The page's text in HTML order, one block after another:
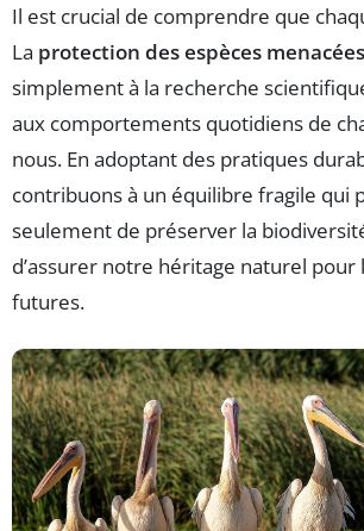
Il est crucial de comprendre que
La protection des espèces menacées
simplement à la recherche
aux comportements quotidiens de
nous. En adoptant des pratiques
contribuons à un équilibre fragile qui
seulement de préserver la
d’assurer notre héritage naturel pour
futures.